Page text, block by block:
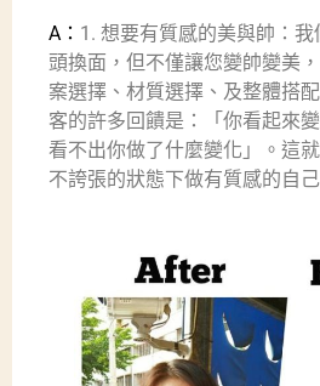
A： 1. 想要有質感的美與帥：
頭換面，但不僅讓您變帥變美
案選擇、材質選擇、及整體搭
客的許多回饋是：「你看起來
看不出你做了什麼變化」。這
不誇張的狀態下做有質感的自己